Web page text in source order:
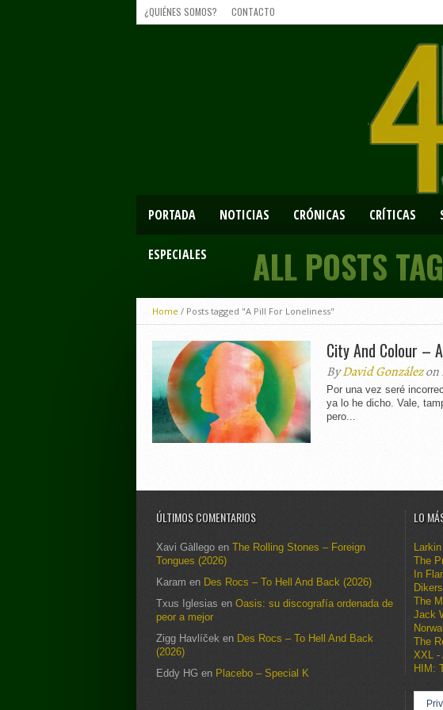
¿QUIÉNES SOMOS? CONTACTO
PORTADA NOTICIAS CRÓNICAS CRÍTICAS
ESPECIALES ALL POSTS
Home / Posts tagged "A Pill For Loneliness"
City And Colour –
ByDavid Gonzálezon
Por una vez seré
ya lo he dicho. Vale,
pero...
ÚLTIMOS COMENTARIOS
Xavi Gàllego en The Rolling Stones – Foreign
Tongues (2026)
Karam en Des Rocs – To Hell And Back (2026)
Txus Iglesias en Oasis: su discografía ordenada de
peor a mejor
Zigg Havlíček en Des Rocs – To Hell And Back
(2026)
Eddy HG en Placebo – Special K
LO
The
In
The
Jack
The
XXL -
HIM: